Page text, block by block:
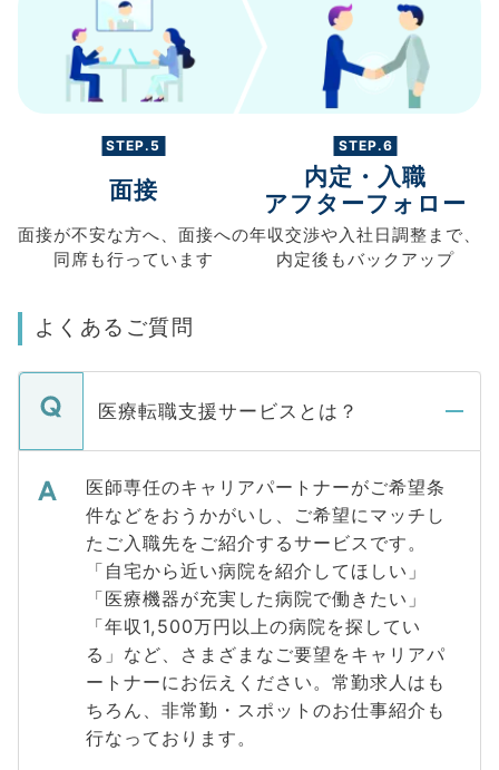
STEP.5
面接
面接が不安な方へ、 面接への
同席も行っています
STEP.6
内定・入職
アフターフォロー
年収交渉や入社日調整まで、
内定後もバックアップ
よくあるご質問
医療転職支援サービスとは？
医師専任のキャリアパートナーがご希望条
件などをおうかがいし、ご希望にマッチし
たご入職先をご紹介するサービスです。
「自宅から近い病院を紹介してほしい」
「医療機器が充実した病院で働きたい」
「年収1,500万円以上の病院を探してい
る」など、さまざまなご要望をキャリアパ
ートナーにお伝えください。常勤求人はも
ちろん、非常勤・スポットのお仕事紹介も
行なっております。